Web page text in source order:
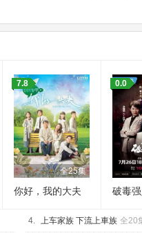
全25集
7.8
你好，我的大夫
0.0
破毒
4. 上车家族 下流上車族 全20